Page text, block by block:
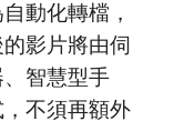
動化轉檔，
影片將由伺
智慧型手
不須再額外